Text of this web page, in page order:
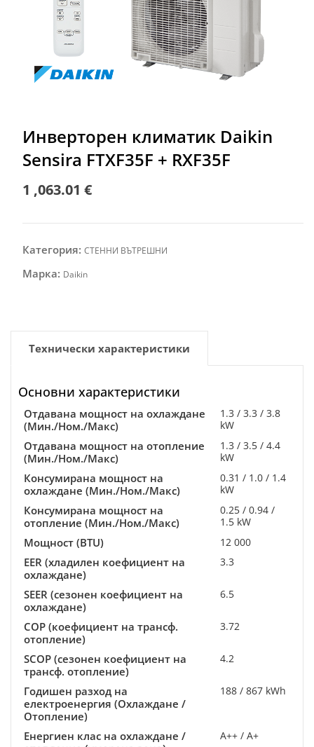
Инверторен климатик Daikin
Sensira FTXF35F + RXF35F
1 ,063.01 €
Категория: СТЕННИ ВЪТРЕШНИ
Марка: Daikin
Технически характеристики
Основни характеристики
Отдавана мощност на охлаждане
(Мин./Ном./Макс)
1.3 / 3.3 / 3.8
kW
Отдавана мощност на отопление
(Мин./Ном./Макс)
1.3 / 3.5 / 4.4
kW
Консумирана мощност на
охлаждане (Мин./Ном./Макс)
0.31 / 1.0 / 1.4
kW
Консумирана мощност на
отопление (Мин./Ном./Макс)
0.25 / 0.94 /
1.5 kW
Мощност (BTU) 12 000
EER (хладилен коефициент на
охлаждане)
3.3
SEER (сезонен коефициент на
охлаждане)
6.5
COP (коефициент на трансф.
отопление)
3.72
SCOP (сезонен коефициент на
трансф. отопление)
4.2
Годишен разход на
електроенергия (Охлаждане /
Отопление)
188 / 867 kWh
Енергиен клас на охлаждане /
A++ / A+